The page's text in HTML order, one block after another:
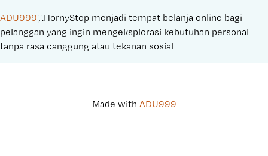
i
c
e
ADU999','.HornyStop menjadi tempat belanja online bagi
pelanggan yang ingin mengeksplorasi kebutuhan personal
tanpa rasa canggung atau tekanan sosial
Made with ADU999